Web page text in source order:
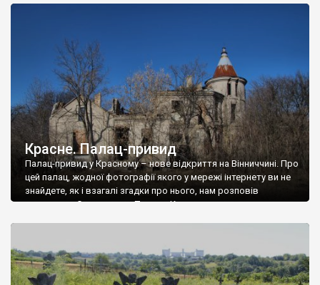
Красне. Палац-привид
Палац-привид у Красному – нове відкриття на Вінниччині. Про
цей палац, жодної фотографії якого у мережі інтернету ви не
знайдете, як і взагалі згадки про нього, нам розповів
мешканець Самгородка. Палац у Красному вразив не лише